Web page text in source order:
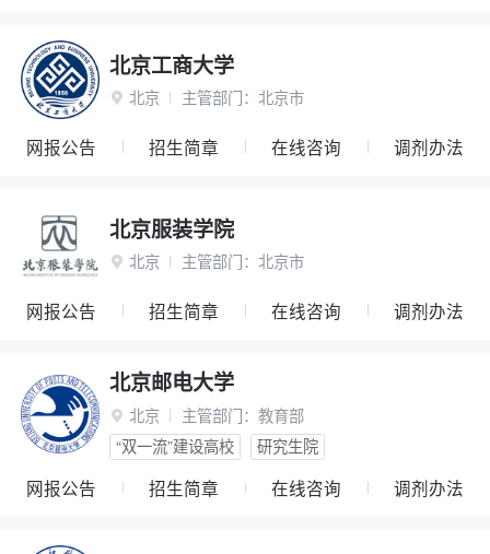
北京工商大学
 北京 主管部门： 北京市
网报公告 招生简章 在线咨询 调剂办法
北京服装学院
 北京 主管部门： 北京市
网报公告 招生简章 在线咨询 调剂办法
北京邮电大学
 北京 主管部门： 教育部
“双一流”建设高校
研究生院
网报公告 招生简章 在线咨询 调剂办法